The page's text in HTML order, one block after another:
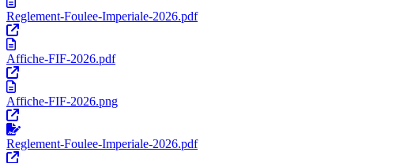
Reglement-Foulee-Imperiale-2026.pdf
Affiche-FIF-2026.pdf
Affiche-FIF-2026.png
Reglement-Foulee-Imperiale-2026.pdf